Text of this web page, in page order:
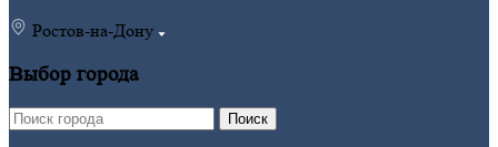
Ростов-на-Дону
Выбор города
Поиск